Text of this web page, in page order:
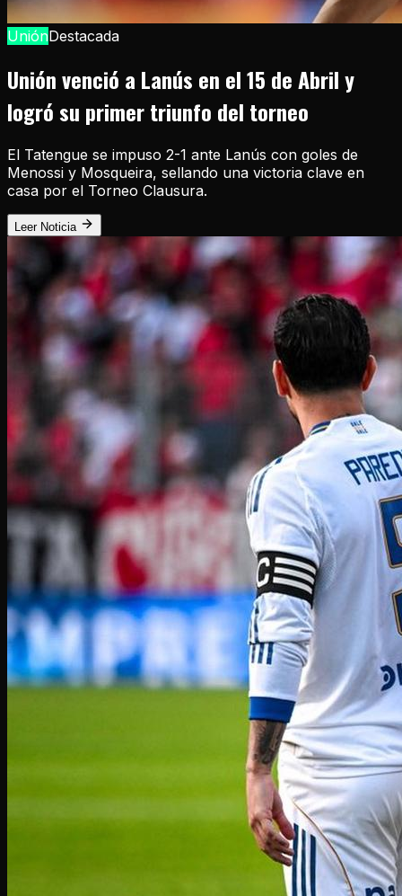
UniónDestacada
Unión venció a Lanús en el 15 de Abril y
logró su primer triunfo del torneo
El Tatengue se impuso 2-1 ante Lanús con goles de
Menossi y Mosqueira, sellando una victoria clave en
casa por el Torneo Clausura.
Leer Noticia